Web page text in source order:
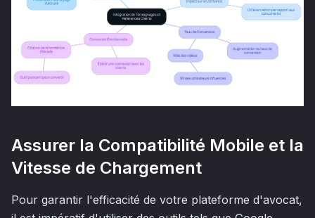
Assurer la Compatibilité Mobile et la
Vitesse de Chargement
Pour garantir l'efficacité de votre plateforme d'avocat,